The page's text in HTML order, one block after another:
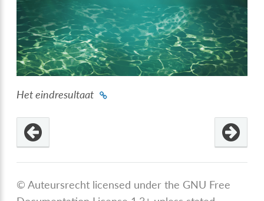
Het eindresultaat
© Auteursrecht licensed under the GNU Free